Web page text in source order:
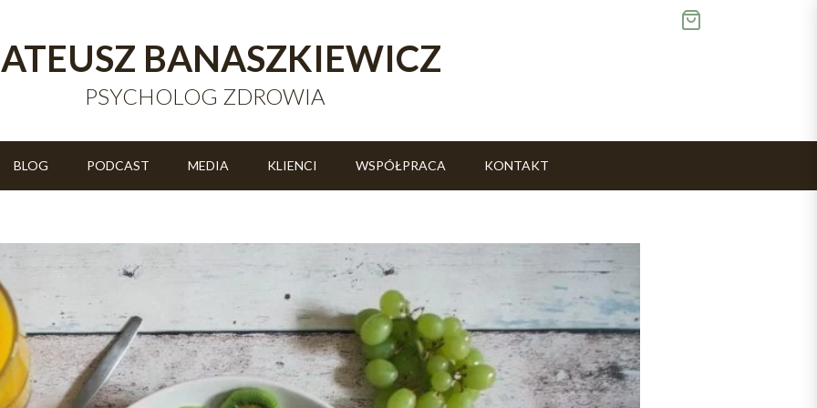
BANASZKIEWICZ
PSYCHOLOG ZDROWIA
BLOG PODCAST MEDIA KLIENCI WSPÓŁPRACA KONTAKT